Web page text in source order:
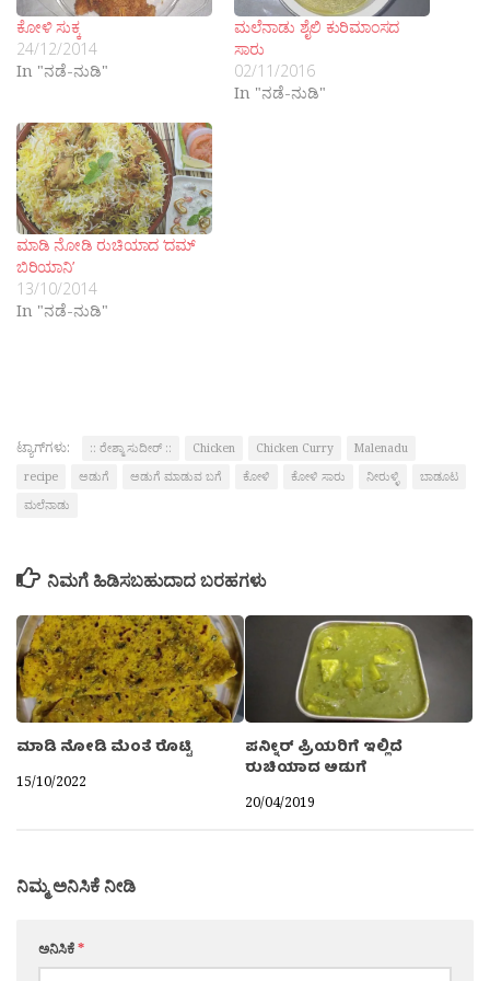
ಕೋಳಿ ಸುಕ್ಕ
24/12/2014
In "ನಡೆ-ನುಡಿ"
ಮಲೆನಾಡು ಶೈಲಿ ಕುರಿಮಾಂಸದ
ಸಾರು
02/11/2016
In "ನಡೆ-ನುಡಿ"
ಮಾಡಿ ನೋಡಿ ರುಚಿಯಾದ ‘ದಮ್
ಬಿರಿಯಾನಿ’
13/10/2014
In "ನಡೆ-ನುಡಿ"
ಟ್ಯಾಗ್‌ಗಳು: :: ರೇಶ್ಮಾ ಸುದೀರ್ :: Chicken Chicken Curry
Malenadu
recipe
ಅಡುಗೆ ಅಡುಗೆ ಮಾಡುವ ಬಗೆ ಕೋಳಿ ಕೋಳಿ ಸಾರು ನೀರುಳ್ಳಿ
ಬಾಡೂಟ
ಮಲೆನಾಡು
ನಿಮಗೆ ಹಿಡಿಸಬಹುದಾದ ಬರಹಗಳು
ಮಾಡಿ ನೋಡಿ ಮೆಂತೆ ರೊಟ್ಟಿ
15/10/2022
ಪನ್ನೀರ್ ಪ್ರಿಯರಿಗೆ ಇಲ್ಲಿದೆ
ರುಚಿಯಾದ ಅಡುಗೆ
20/04/2019
ನಿಮ್ಮ ಅನಿಸಿಕೆ ನೀಡಿ
ಅನಿಸಿಕೆ*